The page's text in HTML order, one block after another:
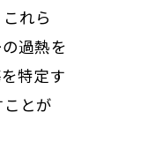
れら
過熱を
特定す
とが